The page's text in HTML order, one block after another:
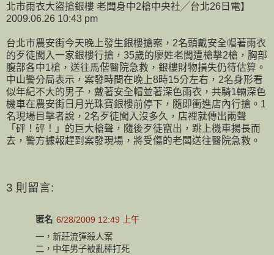
北市雨衣大盜搶銀樓 老闆身中2槍中央社╱台北26日電】
2009.06.26 10:43 pm
台北市農安街今天晚上發生銀樓搶案，2名頭戴安全帽著雨衣
的歹徒闖入一家銀樓行搶，35歲的廖姓老闆遭槍擊2槍，胸部
腹部各中1槍，送往馬偕醫院急救，銀樓財物損失仍待估算。
中山警分局表示，案發時間在晚上8時15分左右，2名身形看
似年紀不大的男子，戴著安全帽並著深色雨衣，共騎1輛深色
機車在農安街日月光珠寶銀樓前停下，隨即衝進店內行搶。1
名現場目擊者說，2名歹徒闖入沒多久，店裡就傳出兩聲
「砰！砰！」的巨大槍聲，隨後歹徒竄出，跳上機車揚長而
去，警方據報趕到案發現場，將受傷的老闆送往醫院急救。
3 則留言:
匿名 6/28/2009 12:49 上午
一，新莊流彈殺人案
二，中年男子被亂棒打死